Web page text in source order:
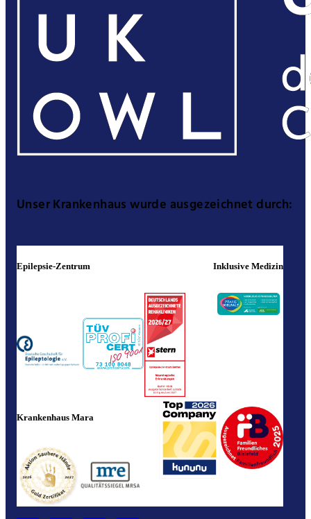
Unser Krankenhaus wurde ausgezeichnet durch:
Epilepsie-Zentrum Inklusive Medizin
Krankenhaus Mara